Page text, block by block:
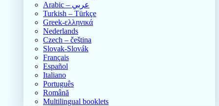
Arabic – عربي
Turkish – Türkçe
Greek-ελληνικά
Nederlands
Czech – čeština
Slovak-Slovák
Français
Español
Italiano
Português
Română
Multilingual booklets